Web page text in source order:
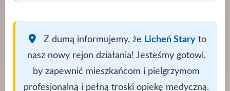
Z dumą informujemy, że Licheń Staryto
nasz nowy rejon działania! Jesteśmy gotowi,
by zapewnić mieszkańcom i pielgrzymom
profesjonalną i pełną troski opiekę medyczną.